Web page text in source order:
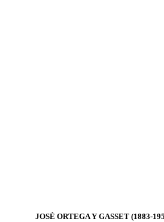
JOSÉ ORTEGA Y GASSET (1883-